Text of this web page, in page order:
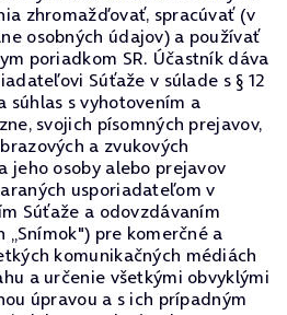
zhromažďovať, spracúvať (v
osobných údajov) a používať
poriadkom SR. Účastník dáva
Súťaže v súlade s § 12
súhlas s vyhotovením a
svojich písomných prejavov,
a zvukových
jeho osoby alebo prejavov
usporiadateľom v
Súťaže a odovzdávaním
pre komerčné a
komunikačných médiách
a určenie všetkými obvyklými
úpravou a s ich prípadným